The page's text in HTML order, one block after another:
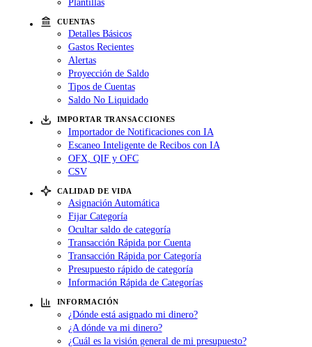
CUENTAS
Detalles Básicos
Gastos Recientes
Alertas
Proyección de Saldo
Tipos de Cuentas
Saldo No Liquidado
IMPORTAR TRANSACCIONES
Importador de Notificaciones con IA
Escaneo Inteligente de Recibos con IA
OFX, QIF y OFC
CSV
CALIDAD DE VIDA
Asignación Automática
Fijar Categoría
Ocultar saldo de categoría
Transacción Rápida por Cuenta
Transacción Rápida por Categoría
Presupuesto rápido de categoría
Información Rápida de Categorías
INFORMACIÓN
¿Dónde está asignado mi dinero?
¿A dónde va mi dinero?
¿Cuál es la visión general de mi presupuesto?